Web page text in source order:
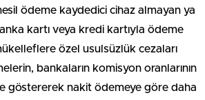
ödeme kaydedici cihaz almayan ya
kartı veya kredi kartıyla ödeme
özel usulsüzlük cezaları
bankaların komisyon oranlarının
göstererek nakit ödemeye göre daha